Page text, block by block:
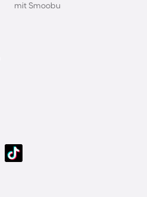
mit Smoobu